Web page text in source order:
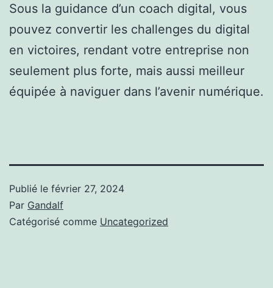
Sous la guidance d’un coach digital, vous
pouvez convertir les challenges du digital
en victoires, rendant votre entreprise non
seulement plus forte, mais aussi meilleur
équipée à naviguer dans l’avenir numérique.
Publié le février 27, 2024
Par Gandalf
Catégorisé comme Uncategorized